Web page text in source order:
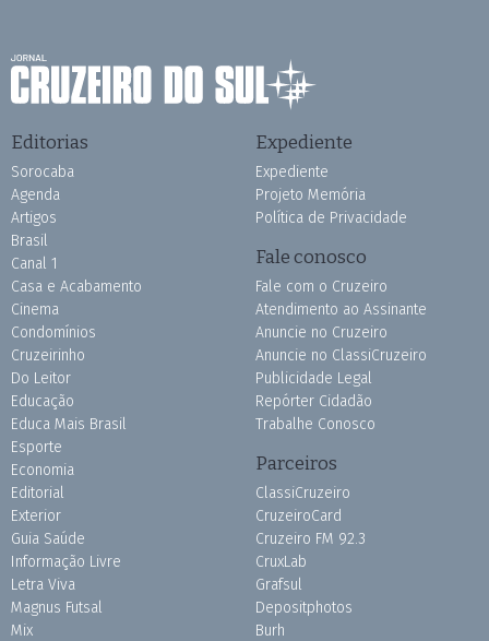
Editorias
Sorocaba
Agenda
Artigos
Brasil
Canal 1
Casa e Acabamento
Cinema
Condomínios
Cruzeirinho
Do Leitor
Educação
Educa Mais Brasil
Esporte
Economia
Editorial
Exterior
Guia Saúde
Informação Livre
Letra Viva
Magnus Futsal
Mix
Expediente
Expediente
Projeto Memória
Política de Privacidade
Fale conosco
Fale com o Cruzeiro
Atendimento ao Assinante
Anuncie no Cruzeiro
Anuncie no ClassiCruzeiro
Publicidade Legal
Repórter Cidadão
Trabalhe Conosco
Parceiros
ClassiCruzeiro
CruzeiroCard
Cruzeiro FM 92.3
CruxLab
Grafsul
Depositphotos
Burh